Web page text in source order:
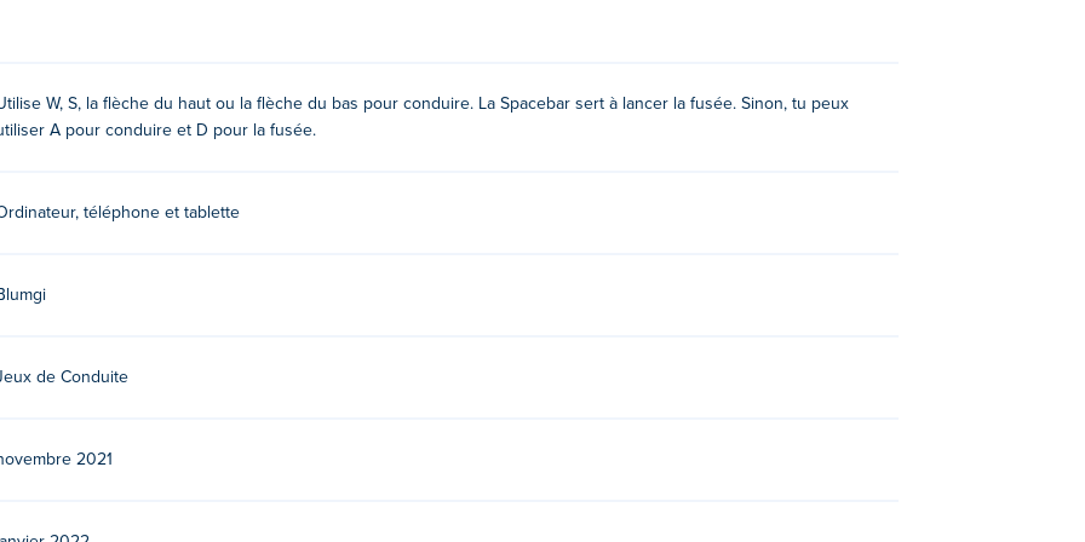
?
premier match sur Poki!
W, S, la flèche du haut ou la flèche du bas pour conduire. La Spacebar sert à lancer la fusée. Sinon, tu peux
A pour conduire et D pour la fusée.
téléphone et tablette
de Conduite
2021